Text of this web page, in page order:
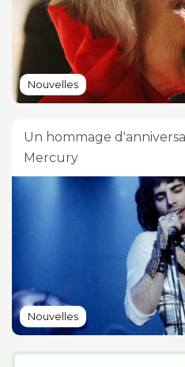
Nouvelles
Un hommage
Mercury
Nouvelles